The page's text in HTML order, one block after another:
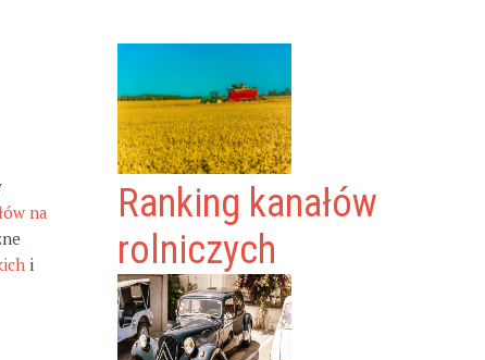
na
i
Ranking kanałów
rolniczych